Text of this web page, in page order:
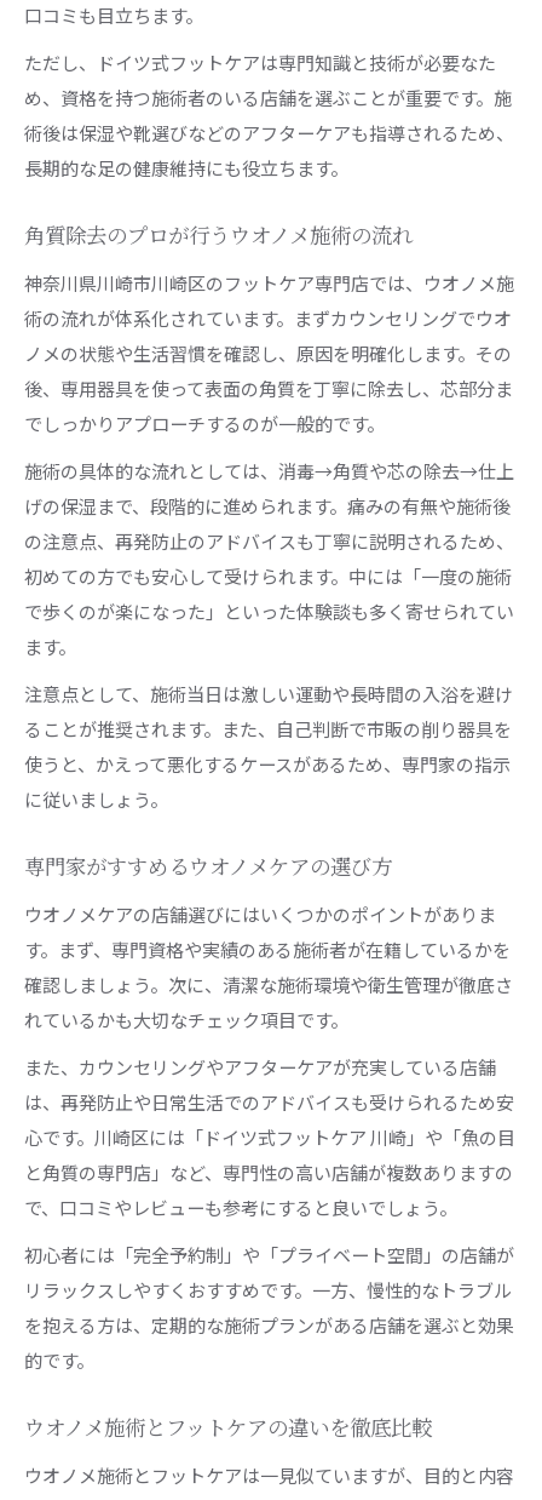
口コミも目立ちます。
ただし、ドイツ式フットケアは専門知識と技術が必要なた
め、資格を持つ施術者のいる店舗を選ぶことが重要です。施
術後は保湿や靴選びなどのアフターケアも指導されるため、
長期的な足の健康維持にも役立ちます。
角質除去のプロが行うウオノメ施術の流れ
神奈川県川崎市川崎区のフットケア専門店では、ウオノメ施
術の流れが体系化されています。まずカウンセリングでウオ
ノメの状態や生活習慣を確認し、原因を明確化します。その
後、専用器具を使って表面の角質を丁寧に除去し、芯部分ま
でしっかりアプローチするのが一般的です。
施術の具体的な流れとしては、消毒→角質や芯の除去→仕上
げの保湿まで、段階的に進められます。痛みの有無や施術後
の注意点、再発防止のアドバイスも丁寧に説明されるため、
初めての方でも安心して受けられます。中には「一度の施術
で歩くのが楽になった」といった体験談も多く寄せられてい
ます。
注意点として、施術当日は激しい運動や長時間の入浴を避け
ることが推奨されます。また、自己判断で市販の削り器具を
使うと、かえって悪化するケースがあるため、専門家の指示
に従いましょう。
専門家がすすめるウオノメケアの選び方
ウオノメケアの店舗選びにはいくつかのポイントがありま
す。まず、専門資格や実績のある施術者が在籍しているかを
確認しましょう。次に、清潔な施術環境や衛生管理が徹底さ
れているかも大切なチェック項目です。
また、カウンセリングやアフターケアが充実している店舗
は、再発防止や日常生活でのアドバイスも受けられるため安
心です。川崎区には「ドイツ式フットケア 川崎」や「魚の目
と角質の専門店」など、専門性の高い店舗が複数ありますの
で、口コミやレビューも参考にすると良いでしょう。
初心者には「完全予約制」や「プライベート空間」の店舗が
リラックスしやすくおすすめです。一方、慢性的なトラブル
を抱える方は、定期的な施術プランがある店舗を選ぶと効果
的です。
ウオノメ施術とフットケアの違いを徹底比較
ウオノメ施術とフットケアは一見似ていますが、目的と内容